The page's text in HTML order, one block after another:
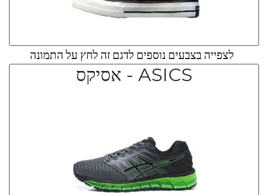
לצפייה בצבעים נוספים לדגם זה לחץ על התמונה
ASICS - אסיקס